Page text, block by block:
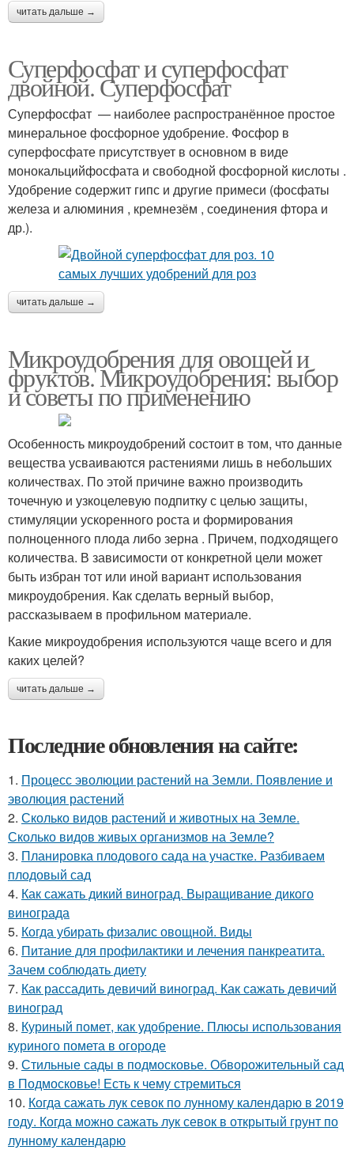
читать дальше →
Суперфосфат и суперфосфат
двойной. Суперфосфат
Суперфосфат — наиболее распространённое простое
минеральное фосфорное удобрение. Фосфор в
суперфосфате присутствует в основном в виде
монокальцийфосфата и свободной фосфорной кислоты .
Удобрение содержит гипс и другие примеси (фосфаты
железа и алюминия , кремнезём , соединения фтора и
др.).
читать дальше →
Микроудобрения для овощей и
фруктов. Микроудобрения: выбор
и советы по применению
Особенность микроудобрений состоит в том, что данные
вещества усваиваются растениями лишь в небольших
количествах. По этой причине важно производить
точечную и узкоцелевую подпитку с целью защиты,
стимуляции ускоренного роста и формирования
полноценного плода либо зерна . Причем, подходящего
количества. В зависимости от конкретной цели может
быть избран тот или иной вариант использования
микроудобрения. Как сделать верный выбор,
рассказываем в профильном материале.
Какие микроудобрения используются чаще всего и для
каких целей?
читать дальше →
Последние обновления на сайте:
1. Процесс эволюции растений на Земли. Появление и
эволюция растений
2. Сколько видов растений и животных на Земле.
Сколько видов живых организмов на Земле?
3. Планировка плодового сада на участке. Разбиваем
плодовый сад
4. Как сажать дикий виноград. Выращивание дикого
винограда
5. Когда убирать физалис овощной. Виды
6. Питание для профилактики и лечения панкреатита.
Зачем соблюдать диету
7. Как рассадить девичий виноград. Как сажать девичий
виноград
8. Куриный помет, как удобрение. Плюсы использования
куриного помета в огороде
9. Стильные сады в подмосковье. Обворожительный сад
в Подмосковье! Есть к чему стремиться
10. Когда сажать лук севок по лунному календарю в 2019
году. Когда можно сажать лук севок в открытый грунт по
лунному календарю